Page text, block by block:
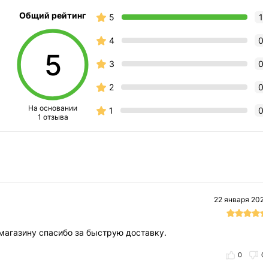
Общий рейтинг
5
На основании
1 отзыва
5 1
4 0
3 0
2 0
1 0
22 января
спасибо за быструю доставку.
0